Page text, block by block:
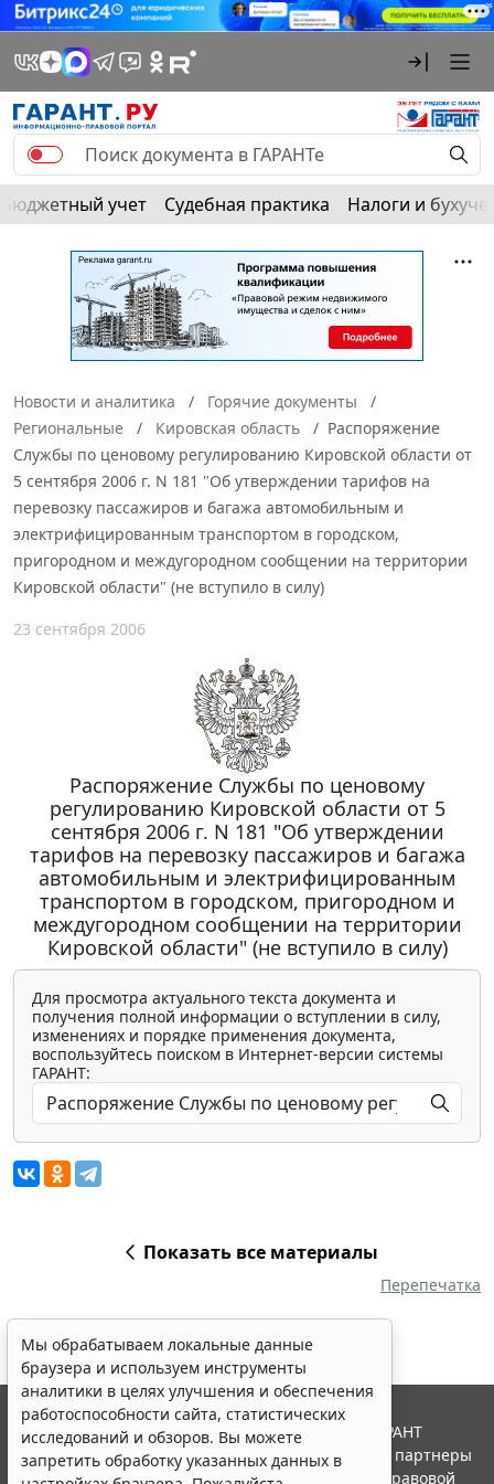
Бюджетный учет Судебная практика Налоги и
Новости и аналитика
Горячие документы
Региональные
Кировская область
Распоряжение
Службы по ценовому регулированию Кировской области от
5 сентября 2006 г. N 181 "Об утверждении тарифов на
перевозку пассажиров и багажа автомобильным и
электрифицированным транспортом в городском,
пригородном и междугородном сообщении на территории
Кировской области" (не вступило в силу)
23 сентября 2006
Распоряжение Службы по ценовому
регулированию Кировской области от 5
сентября 2006 г. N 181 "Об утверждении
тарифов на перевозку пассажиров и багажа
автомобильным и электрифицированным
транспортом в городском, пригородном и
междугородном сообщении на территории
Кировской области" (не вступило в силу)
Для просмотра актуального текста документа и
получения полной информации о вступлении в силу,
изменениях и порядке применения документа,
воспользуйтесь поиском в Интернет-версии системы
ГАРАНТ:
Показать все материалы
Перепечатка
Мы обрабатываем локальные данные
браузера и используем инструменты
аналитики в целях улучшения и обеспечения
работоспособности сайта, статистических
исследований и обзоров. Вы можете
запретить обработку указанных данных в
© ООО "НПП "ГАРАНТ-СЕРВИС", 2026. Система ГАРАНТ
выпускается с 1990 года. Компания "Гарант" и ее партнеры
являются участниками Российской ассоциации правовой